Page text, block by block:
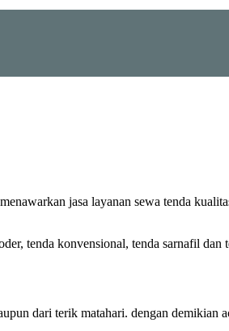
jasa layanan sewa tenda
tenda konvensional, tenda sarnafil
dari terik matahari. dengan demikian